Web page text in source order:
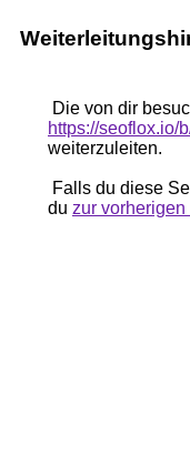
Die von dir
https://seoflox.io/
weiterzuleiten.
Falls du diese
du zur